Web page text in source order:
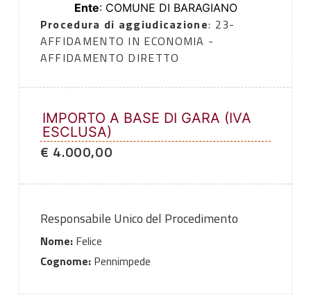
Ente: COMUNE DI BARAGIANO
Procedura di aggiudicazione: 23-
AFFIDAMENTO IN ECONOMIA -
AFFIDAMENTO DIRETTO
IMPORTO A BASE DI GARA (IVA
ESCLUSA)
€ 4.000,00
Responsabile Unico del Procedimento
Nome:Felice
Cognome:Pennimpede